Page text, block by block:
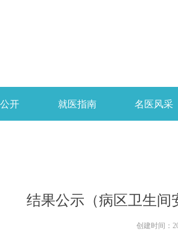
开 就医指南 名医风采
结果公示（病区卫生间
创建时间：